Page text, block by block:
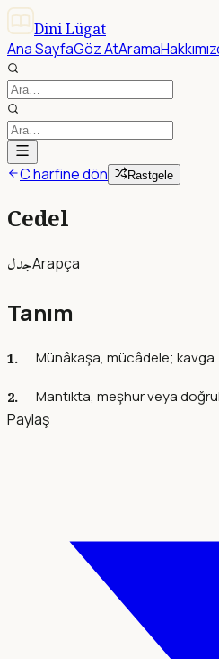
Dini Lügat
Ana SayfaGöz AtArama
C harfine dön Rastgele
Cedel
جدلArapça
Tanım
Münâkaşa, mücâdele; kavga.
Mantıkta, meşhur veya
Paylaş